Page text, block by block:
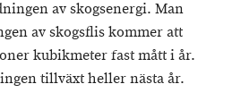
av skogsenergi. Man
av skogsflis kommer att
kubikmeter fast mått i år.
tillväxt heller nästa år.